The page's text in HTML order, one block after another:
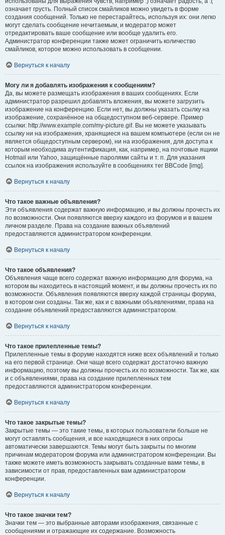
означает грусть. Полный список смайликов можно увидеть в форме
создания сообщений. Только не перестарайтесь, используя их: они легко
могут сделать сообщение нечитаемым, и модератор может
отредактировать ваше сообщение или вообще удалить его.
Администратор конференции также может ограничить количество
смайликов, которое можно использовать в сообщении.
Вернуться к началу
Могу ли я добавлять изображения к сообщениям?
Да, вы можете размещать изображения в ваших сообщениях. Если
администратор разрешил добавлять вложения, вы можете загрузить
изображение на конференцию. Если нет, вы должны указать ссылку на
изображение, сохранённое на общедоступном веб-сервере. Пример
ссылки: http://www.example.com/my-picture.gif. Вы не можете указывать
ссылку ни на изображения, хранящиеся на вашем компьютере (если он не
является общедоступным сервером), ни на изображения, для доступа к
которым необходима аутентификация, как, например, на почтовые ящики
Hotmail или Yahoo, защищённые паролями сайты и т. п. Для указания
ссылок на изображения используйте в сообщениях тег BBCode [img].
Вернуться к началу
Что такое важные объявления?
Эти объявления содержат важную информацию, и вы должны прочесть их
по возможности. Они появляются вверху каждого из форумов и в вашем
личном разделе. Права на создание важных объявлений
предоставляются администратором конференции.
Вернуться к началу
Что такое объявления?
Объявления чаще всего содержат важную информацию для форума, на
котором вы находитесь в настоящий момент, и вы должны прочесть их по
возможности. Объявления появляются вверху каждой страницы форума,
в котором они созданы. Так же, как и с важными объявлениями, права на
создание объявлений предоставляются администратором.
Вернуться к началу
Что такое прилепленные темы?
Прилепленные темы в форуме находятся ниже всех объявлений и только
на его первой странице. Они чаще всего содержат достаточно важную
информацию, поэтому вы должны прочесть их по возможности. Так же, как
и с объявлениями, права на создание прилепленных тем
предоставляются администратором конференции.
Вернуться к началу
Что такое закрытые темы?
Закрытые темы — это такие темы, в которых пользователи больше не
могут оставлять сообщения, и все находящиеся в них опросы
автоматически завершаются. Темы могут быть закрыты по многим
причинам модератором форума или администратором конференции. Вы
также можете иметь возможность закрывать созданные вами темы, в
зависимости от прав, предоставленных вам администратором
конференции.
Вернуться к началу
Что такое значки тем?
Значки тем — это выбранные авторами изображения, связанные с
сообщениями и отражающие их содержание. Возможность